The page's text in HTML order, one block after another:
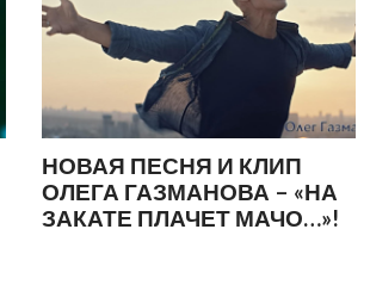
НОВАЯ ПЕСНЯ И КЛИП
ОЛЕГА ГАЗМАНОВА – «НА
ЗАКАТЕ ПЛАЧЕТ МАЧО…»!